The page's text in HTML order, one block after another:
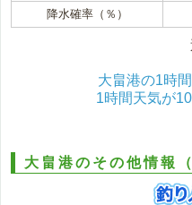
降水確率（％）
大畠港の1時
1時間天気が
大畠港のその他情報